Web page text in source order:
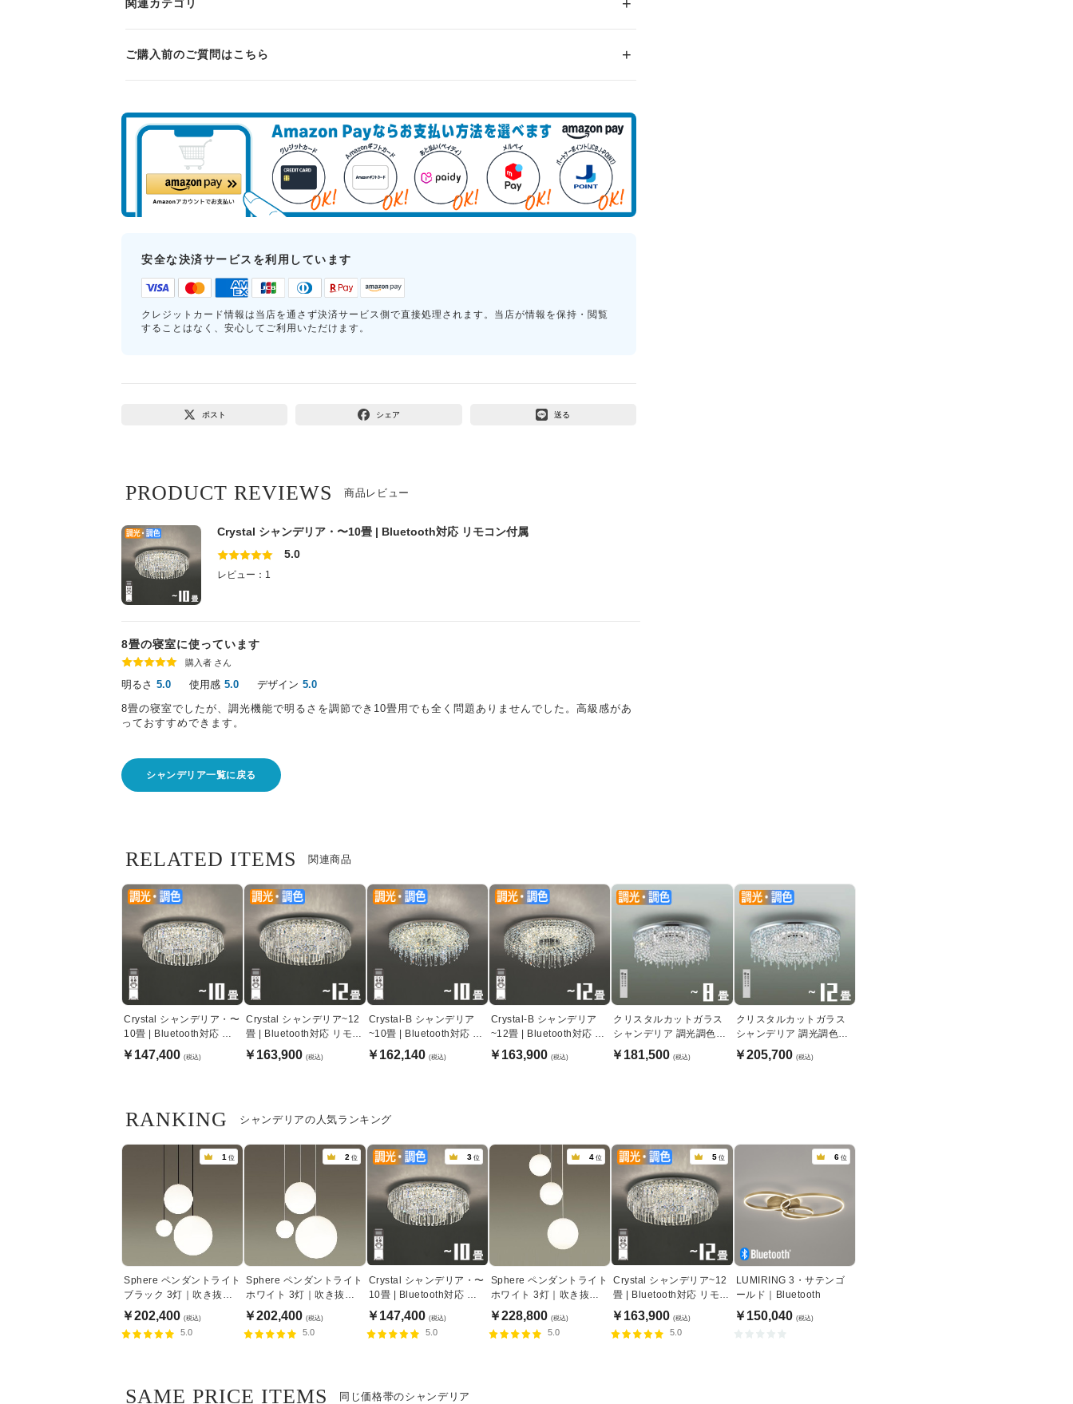
関連カテゴリ
ご購入前のご質問はこちら
安全な決済サービスを利用しています
クレジットカード情報は当店を通さず決済サービス側で直接処理されます。当店が情報を保持・閲覧
することはなく、安心してご利用いただけます。
ポスト シェア 送る
商品レビュー
PRODUCT REVIEWS
Crystal シャンデリア・〜10畳 | Bluetooth対応 リモコン付属
5.0
レビュー：1
8畳の寝室に使っています
購入者 さん
明るさ 5.0 使用感 5.0 デザイン 5.0
8畳の寝室でしたが、調光機能で明るさを調節でき10畳用でも全く問題ありませんでした。高級感があ
っておすすめできます。
シャンデリア一覧に戻る
関連商品
RELATED ITEMS
Crystal シャンデリア・〜
10畳 | Bluetooth対応 リ
モコン付属
￥147,400 (税込)
Crystal シャンデリア~12
畳 | Bluetooth対応 リモコ
ン付属
￥163,900 (税込)
Crystal-B シャンデリア
~10畳 | Bluetooth対応 リ
モコン付属
￥162,140 (税込)
Crystal-B シャンデリア
~12畳 | Bluetooth対応 リ
モコン付属
￥163,900 (税込)
クリスタルカットガラス
シャンデリア 調光調色
｜〜8畳
￥181,500 (税込)
クリスタルカットガラス
シャンデリア 調光調色
｜〜12畳
￥205,700 (税込)
シャンデリアの人気ランキング
RANKING
1 位
Sphere ペンダントライト
ブラック 3灯｜吹き抜け
対応・乳白アクリル・リ
ズム
￥202,400 (税込)
5.0
2 位
Sphere ペンダントライト
ホワイト 3灯｜吹き抜け
対応・乳白アクリル・リ
ズム
￥202,400 (税込)
5.0
3 位
Crystal シャンデリア・〜
10畳 | Bluetooth対応 リ
モコン付属
￥147,400 (税込)
5.0
4 位
Sphere ペンダントライト
ホワイト 3灯｜吹き抜け
対応・乳白アクリル球体
￥228,800 (税込)
5.0
5 位
Crystal シャンデリア~12
畳 | Bluetooth対応 リモコ
ン付属
￥163,900 (税込)
5.0
6 位
LUMIRING 3・サテンゴ
ールド｜Bluetooth
￥150,040 (税込)
同じ価格帯のシャンデリア
SAME PRICE ITEMS